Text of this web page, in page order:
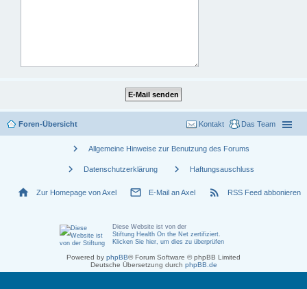
Foren-Übersicht Das Team
Kontakt
chevron_right Allgemeine Hinweise zur Benutzung des Forums
chevron_right Datenschutzerklärung chevron_right Haftungsauschluss
home Zur Homepage von Axel mail_outline E-Mail an Axel rss_feed RSS Feed abbonieren
Diese Website ist von der
Stiftung Health On the Net zertifiziert.
Klicken Sie hier, um dies zu überprüfen
Powered by phpBB® Forum Software © phpBB Limited
Deutsche Übersetzung durch phpBB.de